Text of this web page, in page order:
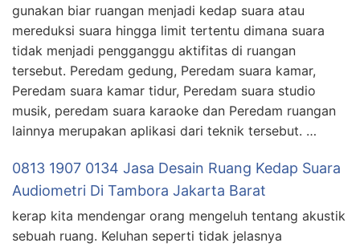
gunakan biar ruangan menjadi kedap suara atau
mereduksi suara hingga limit tertentu dimana suara
tidak menjadi pengganggu aktifitas di ruangan
tersebut. Peredam gedung, Peredam suara kamar,
Peredam suara kamar tidur, Peredam suara studio
musik, peredam suara karaoke dan Peredam ruangan
lainnya merupakan aplikasi dari teknik tersebut. …
0813 1907 0134 Jasa Desain Ruang Kedap Suara
Audiometri Di Tambora Jakarta Barat
kerap kita mendengar orang mengeluh tentang akustik
sebuah ruang. Keluhan seperti tidak jelasnya